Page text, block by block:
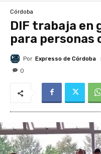
Córdoba
DIF trabaja en
para personas
Por Expresso de Córdoba
0